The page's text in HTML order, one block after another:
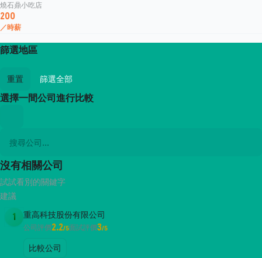
燒石鼎小吃店
200
／時薪
篩選地區
重置 篩選全部
選擇一間公司進行比較
沒有相關公司
試試看別的關鍵字
建議
1 重高科技股份有限公司
公司評價2.2/5面試評價3/5
比較公司